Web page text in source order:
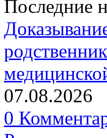
Последние
07.08.2026
0